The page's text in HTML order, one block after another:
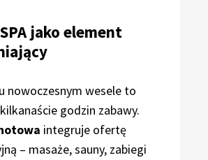
jako element
nowoczesnym wesele to
godzin zabawy.
integruje ofertę
– masaże, sauny, zabiegi